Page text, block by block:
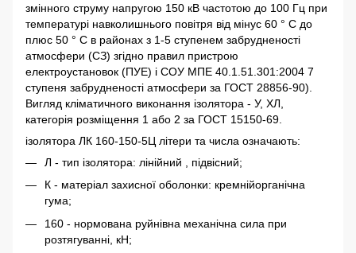
змінного струму напругою 150 кВ частотою до 100 Гц при
температурі навколишнього повітря від мінус 60 ° С до
плюс 50 ° С в районах з 1-5 ступенем забрудненості
атмосфери (СЗ) згідно правил пристрою
електроустановок (ПУЕ) і СОУ МПЕ 40.1.51.301:2004 7
ступеня забрудненості атмосфери за ГОСТ 28856-90).
Вигляд кліматичного виконання ізолятора - У, ХЛ,
категорія розміщення 1 або 2 за ГОСТ 15150-69.
ізолятора ЛК 160-150-5Ц літери та числа означають:
Л - тип ізолятора: лінійний , підвісний;
К - матеріал захисної оболонки: кремнійорганічна
гума;
160 - нормована руйнівна механічна сила при
розтягуванні, кН;